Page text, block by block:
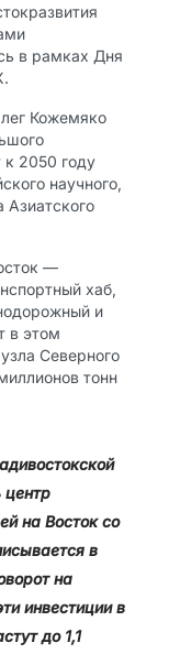
в рамках Дня
Кожемяко
к 2050 году
научного,
Азиатского
—
хаб,
и
в этом
Северного
тонн
центр
на Восток со
в
на
инвестиции в
до 1,1